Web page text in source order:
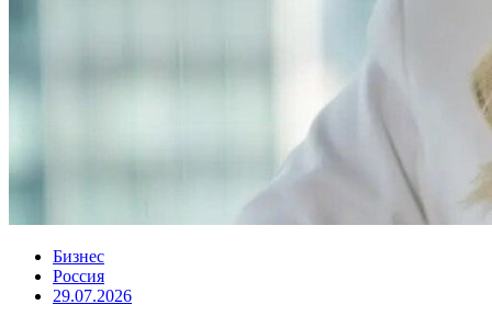
Бизнес
Россия
29.07.2026